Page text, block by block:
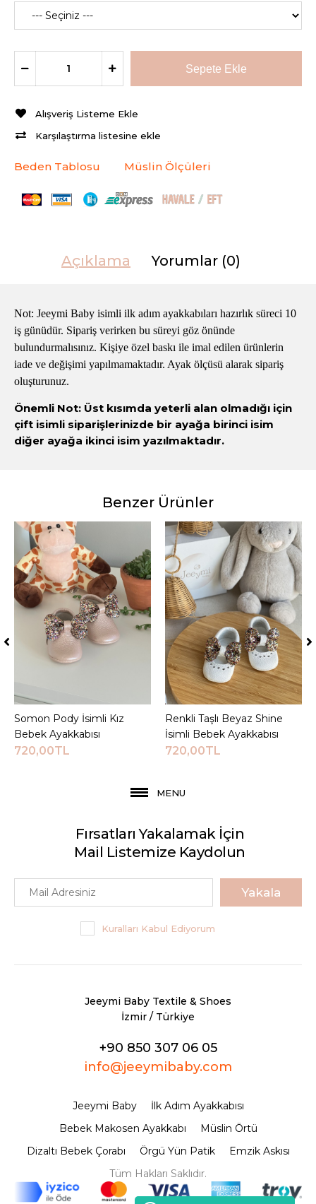
Alışveriş Listeme Ekle
Karşılaştırma listesine ekle
Beden Tablosu Müslin Ölçüleri
Açıklama Yorumlar (0)
Not: Jeeymi Baby isimli ilk adım ayakkabıları hazırlık süreci 10
iş günüdür. Sipariş verirken bu süreyi göz önünde
bulundurmalısınız. Kişiye özel baskı ile imal edilen ürünlerin
iade ve değişimi yapılmamaktadır. Ayak ölçüsü alarak sipariş
oluşturunuz.
Önemli Not: Üst kısımda yeterli alan olmadığı için
çift isimli siparişlerinizde bir ayağa birinci isim
diğer ayağa ikinci isim yazılmaktadır.
Benzer Ürünler
Sepete Ekle
Somon Pody İsimli Kız
Bebek Ayakkabısı
720,00TL
Sepete Ekle
Renkli Taşlı Beyaz Shine
İsimli Bebek Ayakkabısı
720,00TL
MENU
Fırsatları Yakalamak İçin
Mail Listemize Kaydolun
Yakala
Kuralları Kabul Ediyorum
Jeeymi Baby Textile & Shoes
İzmir / Türkiye
+90 850 307 06 05
info@jeeymibaby.com
Jeeymi Baby
İlk Adım Ayakkabısı
Bebek Makosen Ayakkabı
Müslin Örtü
Dizaltı Bebek Çorabı
Örgü Yün Patik
Emzik Askısı
Tüm Hakları Saklıdır.